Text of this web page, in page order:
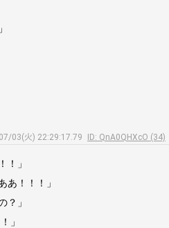
03(火) 22:29:17.79
ID: QnA0QHXcO (34)
！」
あ！！！」
？」
」